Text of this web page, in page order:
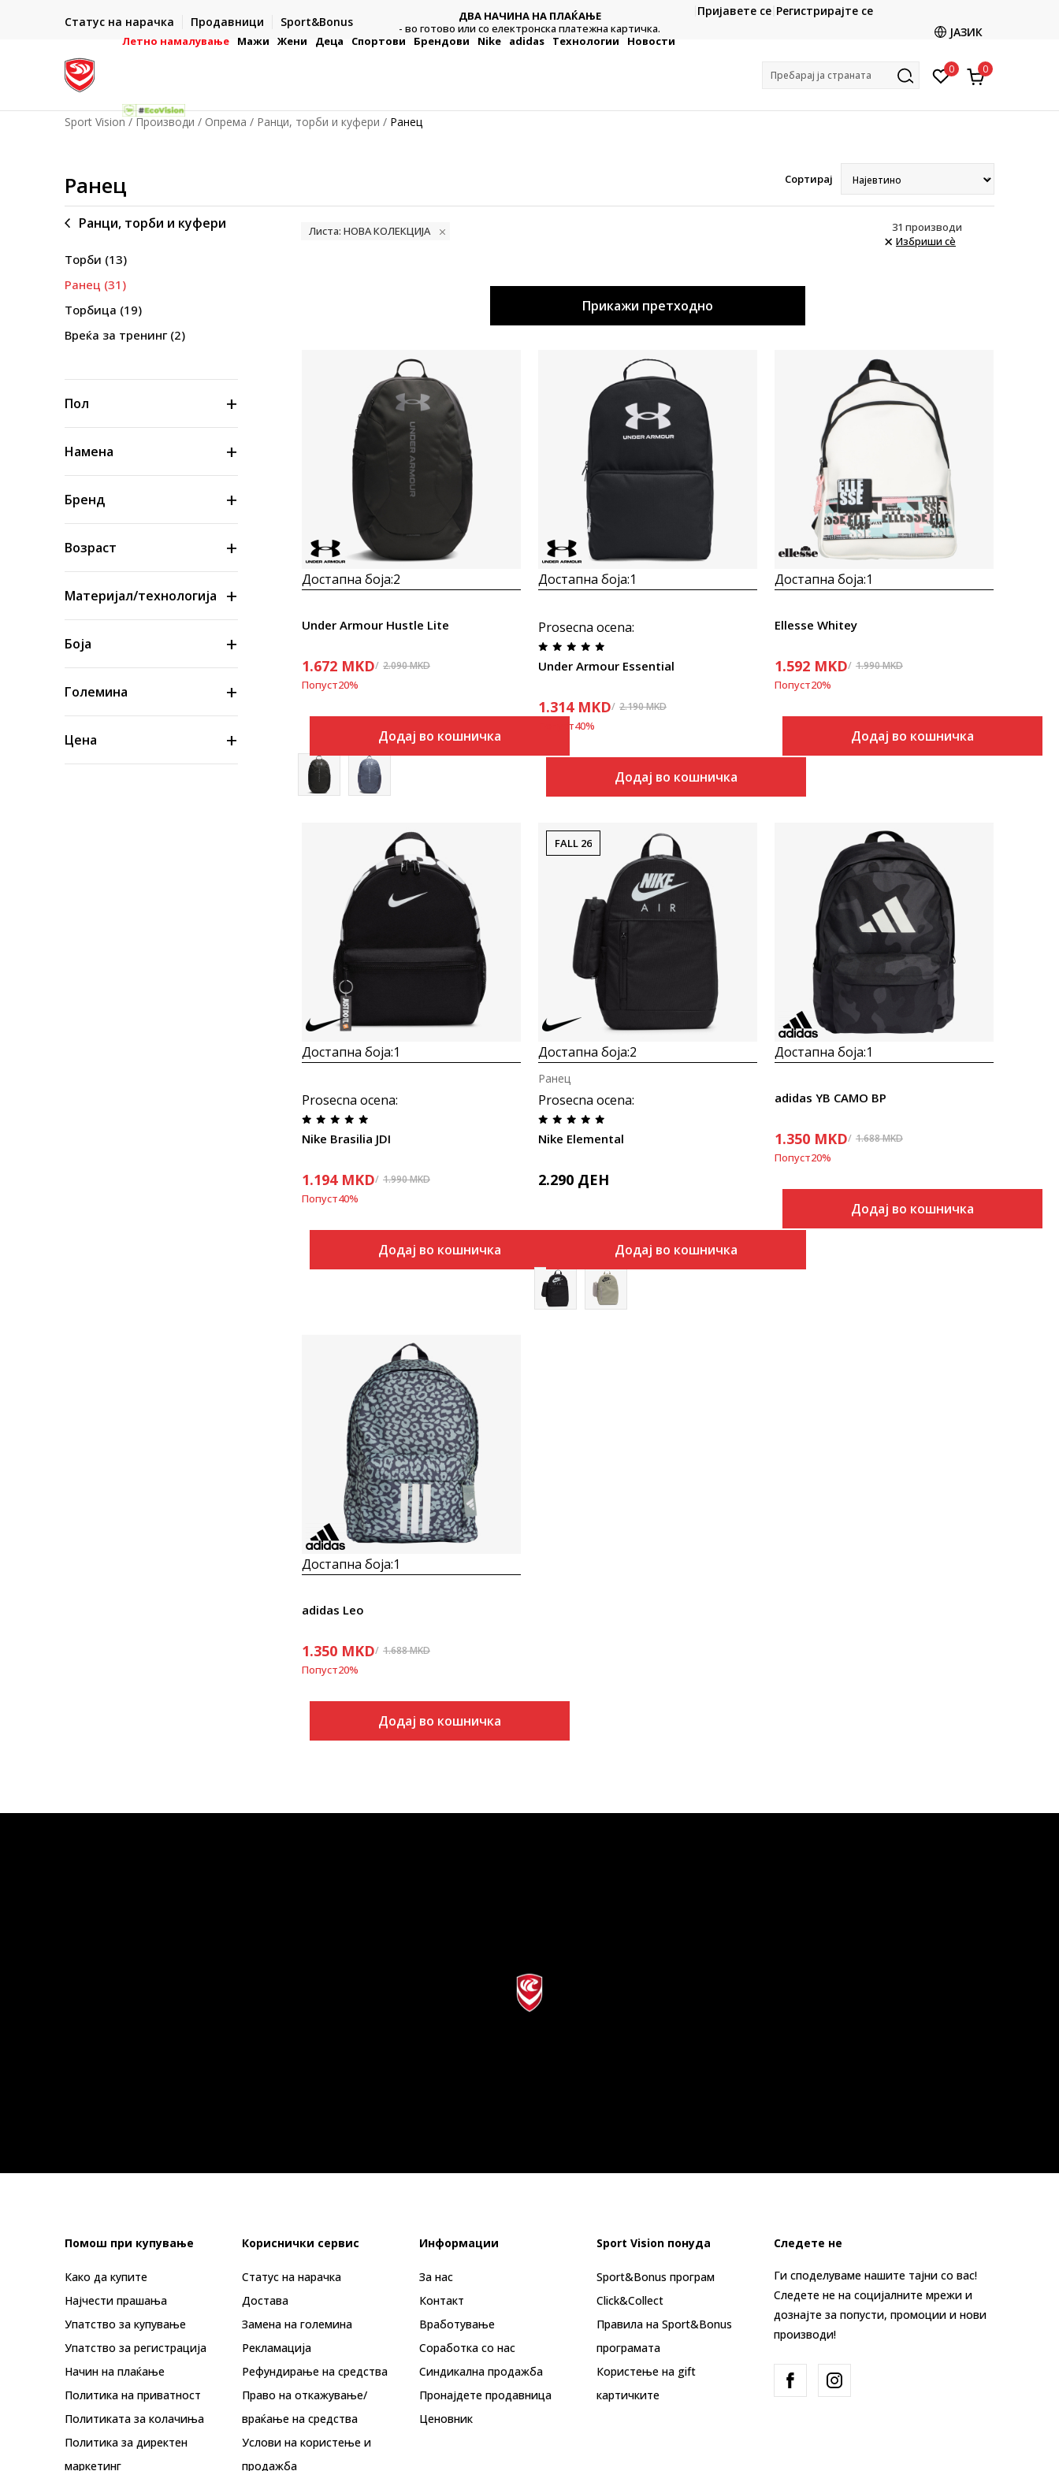
Статус на нарачка Продавници Sport&Bonus
- на сите нарачки во готово или со електронска платежна
ДВА НАЧИНА НА ПЛАЌАЊЕ
- во готово или со електронска платежна картичка.
CLICK & COLLECT
Платете со картичка online и подигнете во продавницата
Пријавете се Регистрирајте се
ЈАЗИК
Летно намалување Мажи Жени Деца Спортови Брендови Nike adidas Технологии Новости
Пребарај ја страната 0 0
Sport Vision Производи Опрема Ранци, торби и куфери Ранец
Ранец Сортирај
Ранци, торби и куфери
Торби (13)
Ранец (31)
Торбица (19)
Вреќа за тренинг (2)
Пол
Намена
Бренд
Возраст
Материјал/технологија
Боја
Големина
Цена
Листа: НОВА КОЛЕКЦИЈА 31 производи
Избриши сè
Прикажи претходно
Uporedi
Достапна боја:2
Under Armour Hustle Lite
1.672 MKD 2.090MKD
Попуст20%
Додај во кошничка
Достапна боја:1
Prosecna ocena:
Under Armour Essential
1.314 MKD 2.190MKD
Попуст40%
Додај во кошничка
Достапна боја:1
Ellesse Whitey
1.592 MKD 1.990MKD
Попуст20%
Додај во кошничка
Достапна боја:1
Prosecna ocena:
Nike Brasilia JDI
1.194 MKD 1.990MKD
Попуст40%
Додај во кошничка
Uporedi
FALL 26
Достапна боја:2
Prosecna ocena:
Nike Elemental
Ранец
2.290 ДЕН
Додај во кошничка
Uporedi
Достапна боја:1
adidas YB CAMO BP
1.350 MKD 1.688MKD
Попуст20%
Додај во кошничка
Uporedi
Достапна боја:1
adidas Leo
1.350 MKD 1.688MKD
Попуст20%
Додај во кошничка
Помош при купување
Како да купите
Најчести прашања
Упатство за купување
Упатство за регистрација
Начин на плаќање
Политика на приватност
Политиката за колачиња
Политика за директен
маркетинг
Кориснички сервис
Статус на нарачка
Достава
Замена на големина
Рекламациja
Рефундирање на средства
Право на откажување/
враќање на средства
Услови на користење и
продажба
Информации
За нас
Контакт
Вработување
Соработка со нас
Синдикална продажба
Пронајдете продавница
Ценовник
Sport Vision понуда
Sport&Bonus програм
Click&Collect
Правила на Sport&Bonus
програмата
Користење на gift
картичките
Следете не
Ги споделуваме нашите тајни со вас!
Следете не на социјалните мрежи и
дознајте за попусти, промоции и нови
производи!